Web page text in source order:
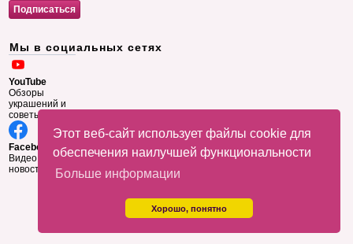
Этот веб-сайт использует файлы cookie для
обеспечения наилучшей функциональности
Больше информации
Хорошо, понятно
Мы в социальных сетях
YouTube
Обзоры
украшений и
советы
Facebook
Видео и
новости